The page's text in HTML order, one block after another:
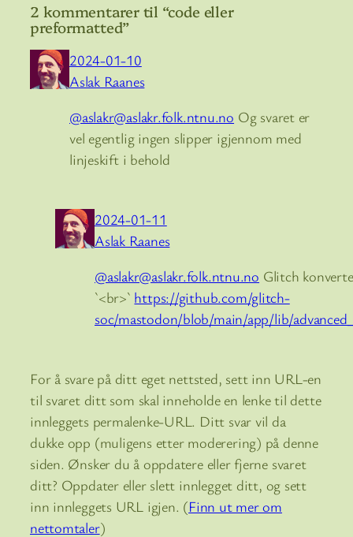
2 kommentarer til “code eller
preformatted”
2024-01-10
Aslak Raanes
@aslakr@aslakr.folk.ntnu.no Og svaret er
vel egentlig ingen slipper igjennom med
linjeskift i behold
2024-01-11
Aslak Raanes
@aslakr@aslakr.folk.ntnu.no Glitch
`<br>` https://github.com/glitch-
soc/mastodon/blob/main/app/lib/
For å svare på ditt eget nettsted, sett inn URL-en
til svaret ditt som skal inneholde en lenke til dette
innleggets permalenke-URL. Ditt svar vil da
dukke opp (muligens etter moderering) på denne
siden. Ønsker du å oppdatere eller fjerne svaret
ditt? Oppdater eller slett innlegget ditt, og sett
inn innleggets URL igjen. (Finn ut mer om
nettomtaler)